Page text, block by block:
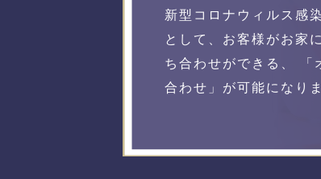
新型コロナウィルス感
として、お客様がお家
ち合わせができる、 「
合わせ」が可能になり